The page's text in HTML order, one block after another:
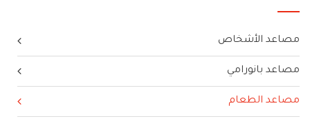
مصاعد الأشخاص
مصاعد بانورامي
مصاعد الطعام